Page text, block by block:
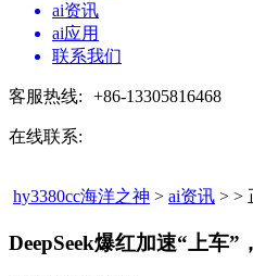
ai资讯
ai应用
联系我们
客服热线: +86-13305816468
在线联系:
hy3380cc海洋之神 > ai资讯 > >
DeepSeek爆红加速“上车